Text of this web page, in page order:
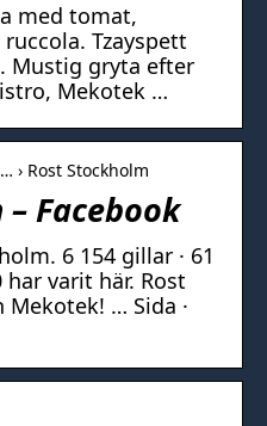
med tomat,
Tzayspett
Mustig gryta efter
Mekotek …
› Rost Stockholm
Facebook
6 154 gillar · 61
varit här. Rost
… Sida ·